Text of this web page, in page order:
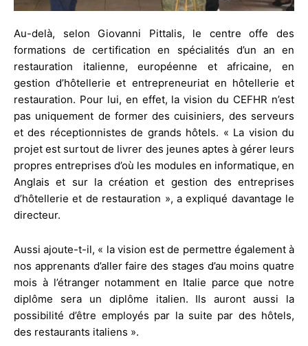
Au-delà, selon Giovanni Pittalis, le centre offe des
formations de certification en spécialités d’un an en
restauration italienne, européenne et africaine, en
gestion d’hôtellerie et entrepreneuriat en hôtellerie et
restauration. Pour lui, en effet, la vision du CEFHR n’est
pas uniquement de former des cuisiniers, des serveurs
et des réceptionnistes de grands hôtels. « La vision du
projet est surtout de livrer des jeunes aptes à gérer leurs
propres entreprises d’où les modules en informatique, en
Anglais et sur la création et gestion des entreprises
d’hôtellerie et de restauration », a expliqué davantage le
directeur.
Aussi ajoute-t-il, « la vision est de permettre également à
nos apprenants d’aller faire des stages d’au moins quatre
mois à l’étranger notamment en Italie parce que notre
diplôme sera un diplôme italien. Ils auront aussi la
possibilité d’être employés par la suite par des hôtels,
des restaurants italiens ».